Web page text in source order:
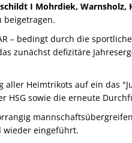
I Mohrdiek, Warnsholz,
beigetragen.
– bedingt durch die
zunächst defizitäre
aller Heimtrikots auf ein das
HSG sowie die erneute
wieder eingeführt.